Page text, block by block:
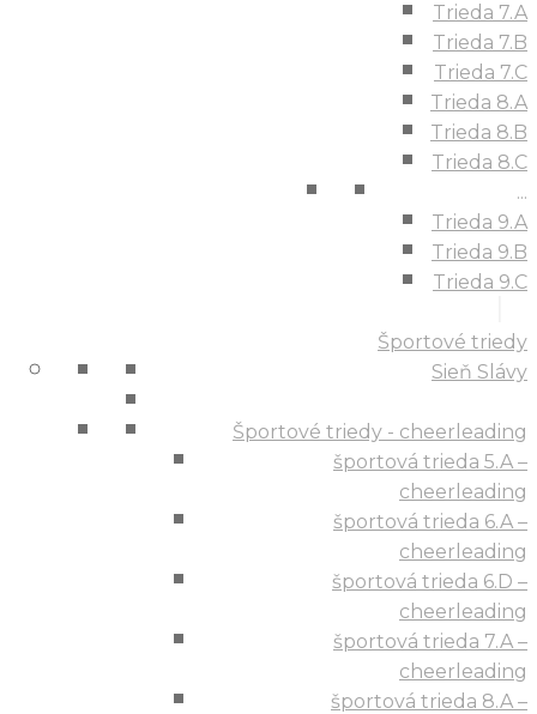
Trieda 7.A
Trieda 7.B
Trieda 7.C
Trieda 8.A
Trieda 8.B
Trieda 8.C
...
Trieda 9.A
Trieda 9.B
Trieda 9.C
Športové triedy
Sieň Slávy
Športové triedy - cheerleading
športová trieda 5.A –
cheerleading
športová trieda 6.A –
cheerleading
športová trieda 6.D –
cheerleading
športová trieda 7.A –
cheerleading
športová trieda 8.A –